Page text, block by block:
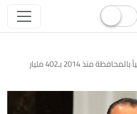
محافظ الإسكندرية: 94 مشروعاً استراتيجياً بالمحافظة منذ 2014 بـ402 مليار